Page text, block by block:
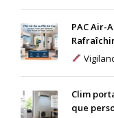
PAC Air-
Clim
que